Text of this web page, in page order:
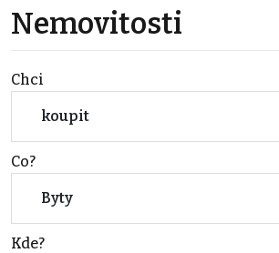
Nemovitosti
Chci
koupit
Co?
Byty
Kde?